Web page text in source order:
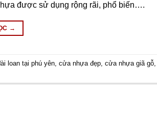
được sử dụng rộng rãi, phổ biến….
→
loan tại phú yên ,cửa nhựa đẹp ,cửa nhựa giã gỗ